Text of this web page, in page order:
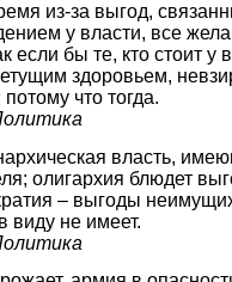
из-за выгод,
у власти, все
если бы те, кто стоит у
здоровьем,
что тогда.
власть,
олигархия блюдет
– выгоды
виду не имеет.